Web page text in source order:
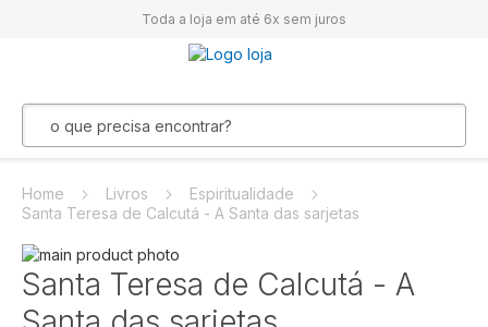
Toda a loja em até 6x sem juros
Home Livros
Espiritualidade
Santa Teresa de Calcutá - A Santa das sarjetas
Pular
para
o
final
Saltar
para
o
Santa Teresa de Calcutá - A